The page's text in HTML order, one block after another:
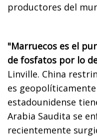
productores del
"Marruecos es el
de fosfatos por lo
Linville. China
es
estadounidense
Arabia Saudita se
recientemente